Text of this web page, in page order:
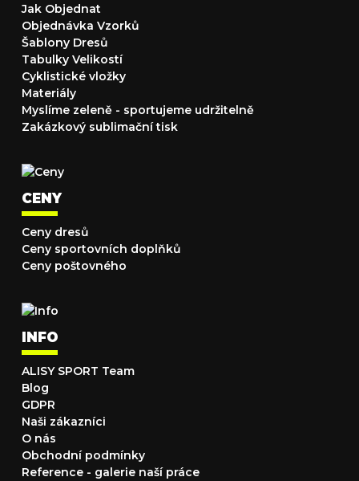
Jak Objednat
Objednávka Vzorků
Šablony Dresů
Tabulky Velikostí
Cyklistické vložky
Materiály
Myslíme zeleně - sportujeme udržitelně
Zakázkový sublimační tisk
CENY
Ceny dresů
Ceny sportovních doplňků
Ceny poštovného
INFO
ALISY SPORT Team
Blog
GDPR
Naši zákazníci
O nás
Obchodní podmínky
Reference - galerie naší práce